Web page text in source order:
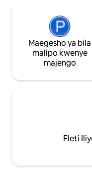
Maegesho ya bila
malipo kwenye
majengo
Fleti